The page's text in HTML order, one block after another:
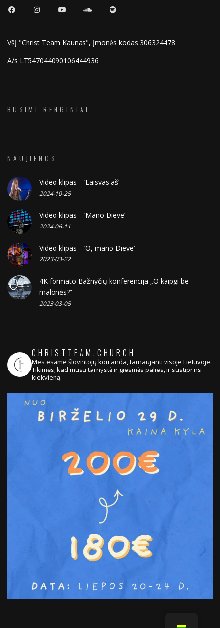
VšĮ "Christ Team Kaunas", Įmonės kodas 306324478
A/s LT547044090106444936
BŪSIMI RENGINIAI
NAUJIENOS
Video klipas – ‘Laisvas aš’
2024-10-25
Video klipas – ‘Mano Dieve’
2024-06-11
Video klipas – ‘O, mano Dieve’
2023-03-22
4K formato Bažnyčių konferencija „O kaipgi be
malonės?”
2023-03-05
CHRISTTEAM.CHURCH
Mes esame šlovintojų komanda, tarnaujanti visoje Lietuvoje.
Tikimės, kad mūsų tarnystė ir giesmės palies, ir sustiprins
kiekvieną.